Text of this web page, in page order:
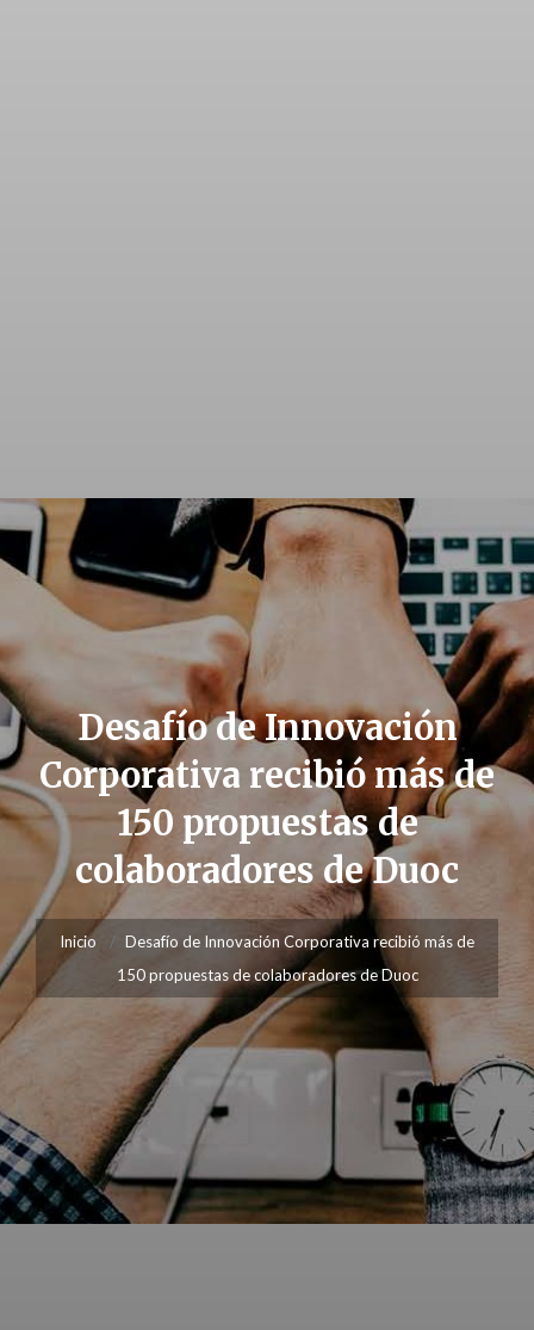
Desafío de Innovación
Corporativa recibió más de
150 propuestas de
colaboradores de Duoc
Inicio
Desafío de Innovación Corporativa recibió más de
150 propuestas de colaboradores de Duoc